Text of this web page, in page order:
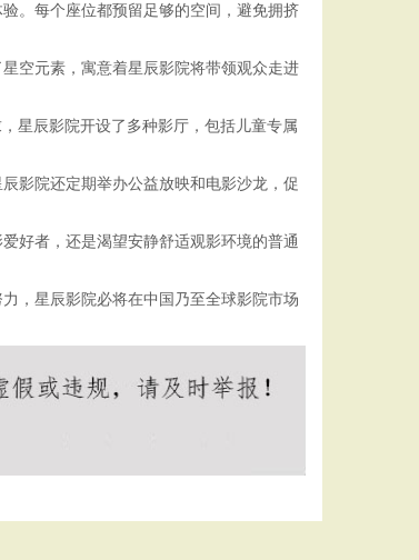
。每个座位都预留足够的空间，避免拥挤
空元素，寓意着星辰影院将带领观众走进
星辰影院开设了多种影厅，包括儿童专属
影院还定期举办公益放映和电影沙龙，促
好者，还是渴望安静舒适观影环境的普通
，星辰影院必将在中国乃至全球影院市场